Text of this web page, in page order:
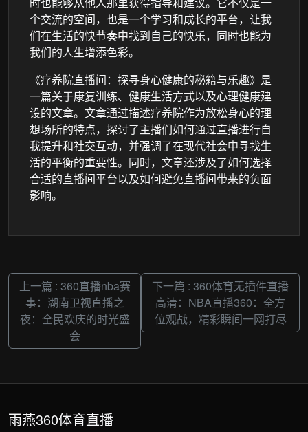
个交流的空间，也是一个学习和成长的平台，让我
们在生活的快节奏中找到自己的快乐，同时也能为
我们的人生增添色彩。
《疗养院直播间：探寻身心健康的秘籍与乐趣》是
一篇关于康复训练、健康生活方式以及心理健康建
设的文章。文章通过描述疗养院作为放松身心的理
想场所的特点，探讨了主播们如何通过直播进行自
我提升和社交互动，并强调了在现代社会中寻找生
活的平衡的重要性。同时，文章还涉及了如何选择
合适的直播间平台以及如何避免直播间带来的负面
影响。
上一篇 : 360直播nba赛
事：湖南卫视直播之
夜：全民欢庆的时光盛
会
下一篇 : 360体育无插件直播
高清：NBA直播360：全方
位观战，精彩瞬间一网打尽
雨燕360体育直播